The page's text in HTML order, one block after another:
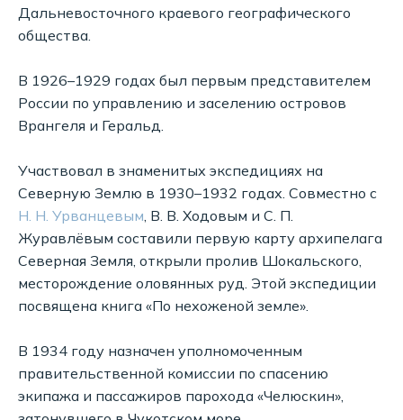
Дальневосточного краевого географического
общества.
В 1926–1929 годах был первым представителем
России по управлению и заселению островов
Врангеля и Геральд.
Участвовал в знаменитых экспедициях на
Северную Землю в 1930–1932 годах. Совместно с
Н. Н. Урванцевым, В. В. Ходовым и С. П.
Журавлёвым составили первую карту архипелага
Северная Земля, открыли пролив Шокальского,
месторождение оловянных руд. Этой экспедиции
посвящена книга «По нехоженой земле».
В 1934 году назначен уполномоченным
правительственной комиссии по спасению
экипажа и пассажиров парохода «Челюскин»,